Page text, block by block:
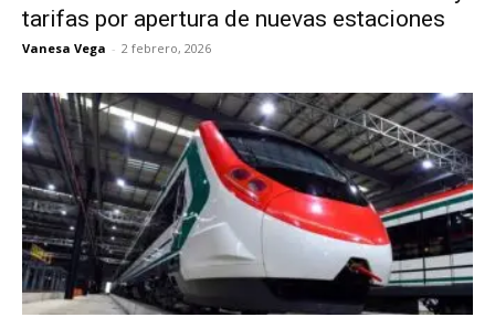
tarifas por apertura de nuevas estaciones
Vanesa Vega - 2 febrero, 2026